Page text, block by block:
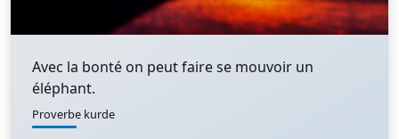
Avec la bonté on peut faire se mouvoir un
éléphant.
Proverbe kurde